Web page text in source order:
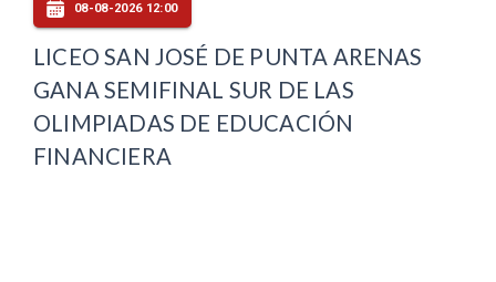
08-08-2026 12:00
LICEO SAN JOSÉ DE PUNTA ARENAS
GANA SEMIFINAL SUR DE LAS
OLIMPIADAS DE EDUCACIÓN
FINANCIERA